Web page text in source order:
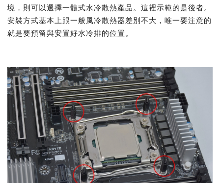
境，則可以選擇一體式水冷散熱產品。這裡示範的是後者。
安裝方式基本上跟一般風冷散熱器差別不大，唯一要注意的
就是要預留與安置好水冷排的位置。